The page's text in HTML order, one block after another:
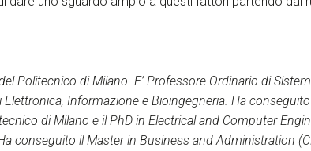
Politecnico di Milano. E’ Professore Ordinario di
Informazione e Bioingegneria. Ha
di Milano e il PhD in Electrical and Computer
conseguito il Master in Business and Administration